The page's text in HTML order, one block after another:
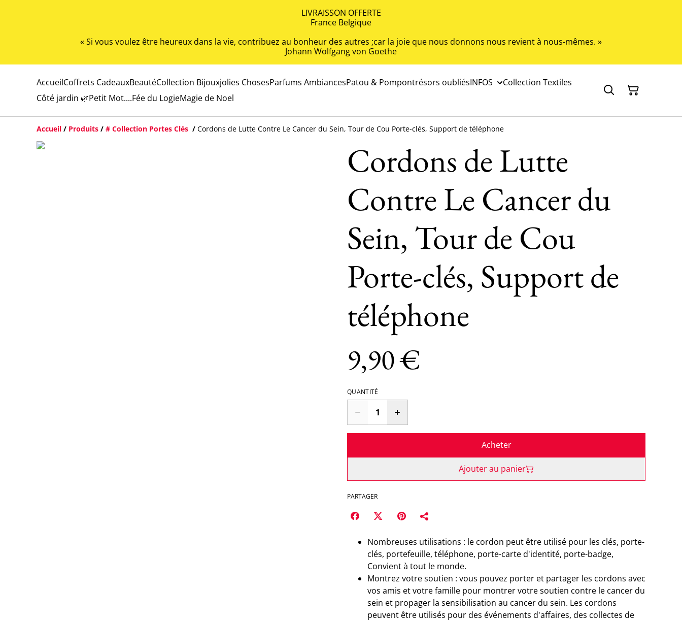
LIVRAISSON OFFERTE
France Belgique
« Si vous voulez être heureux dans la vie, contribuez au bonheur des autres ;car la joie que nous donnons nous revient à nous-mêmes. »
Johann Wolfgang von Goethe
AccueilCoffrets CadeauxBeautéCollection Bijouxjolies ChosesParfums AmbiancesPatou & Pompontrésors oubliésINFOS
Collection Textiles
Côté jardin 🌿Petit Mot....Fée du LogieMagie de Noel
Accueil / Produits / # Collection Portes Clés / Cordons de Lutte Contre Le Cancer du Sein, Tour de Cou Porte-clés, Support de téléphone
Cordons de Lutte
Contre Le Cancer du
Sein, Tour de Cou
Porte-clés, Support de
téléphone
9,90 €
QUANTITÉ
Acheter
Ajouter au panier
PARTAGER
Nombreuses utilisations : le cordon peut être utilisé pour les clés, porte-
clés, portefeuille, téléphone, porte-carte d'identité, porte-badge,
Convient à tout le monde.
Montrez votre soutien : vous pouvez porter et partager les cordons avec
vos amis et votre famille pour montrer votre soutien contre le cancer du
sein et propager la sensibilisation au cancer du sein. Les cordons
peuvent être utilisés pour des événements d'affaires, des collectes de